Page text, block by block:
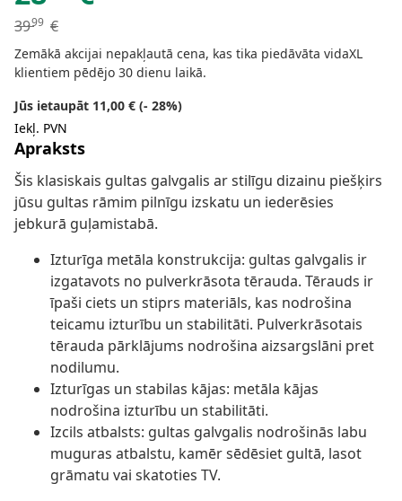
3999 €
Zemākā akcijai nepakļautā cena, kas tika piedāvāta vidaXL
klientiem pēdējo 30 dienu laikā.
Jūs ietaupāt 11,00 € (- 28%)
Iekļ. PVN
Apraksts
Šis klasiskais gultas galvgalis ar stilīgu dizainu piešķirs
jūsu gultas rāmim pilnīgu izskatu un iederēsies
jebkurā guļamistabā.
Izturīga metāla konstrukcija: gultas galvgalis ir
izgatavots no pulverkrāsota tērauda. Tērauds ir
īpaši ciets un stiprs materiāls, kas nodrošina
teicamu izturību un stabilitāti. Pulverkrāsotais
tērauda pārklājums nodrošina aizsargslāni pret
nodilumu.
Izturīgas un stabilas kājas: metāla kājas
nodrošina izturību un stabilitāti.
Izcils atbalsts: gultas galvgalis nodrošinās labu
muguras atbalstu, kamēr sēdēsiet gultā, lasot
grāmatu vai skatoties TV.